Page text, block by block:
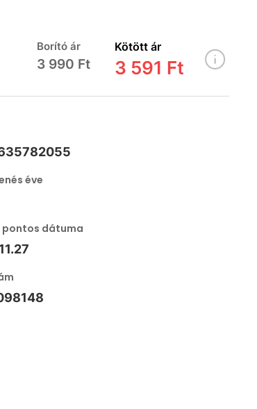
Borító ár
3 990 Ft
Kötött ár
3 591 Ft
éve
pontos dátuma